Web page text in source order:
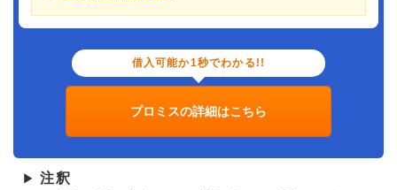
借入可能か1秒でわかる!!
プロミスの詳細はこちら
▶ 注釈